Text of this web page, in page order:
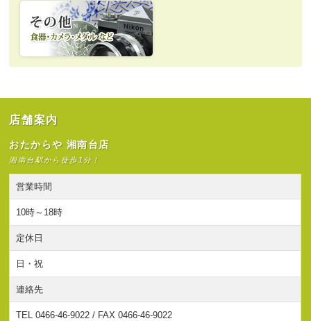
店舗案内
おたからや 湘南台店
湘南台駅から徒歩1分！
営業時間
10時～18時
定休日
日・祝
連絡先
TEL 0466-46-9022 / FAX 0466-46-9022